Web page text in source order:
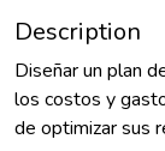
Description
Diseñar un plan
los costos y
de optimizar sus